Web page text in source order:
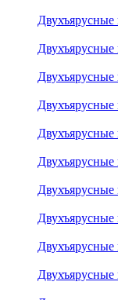
Двухъярусные
Двухъярусные
Двухъярусные
Двухъярусные
Двухъярусные
Двухъярусные
Двухъярусные
Двухъярусные